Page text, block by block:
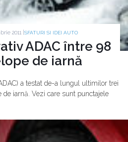
2011 | SFATURI SI IDEI AUTO
ADAC între 98
de iarnă
a testat de-a lungul ultimilor trei
de iarnă. Vezi care sunt punctajele